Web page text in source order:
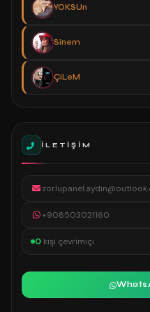
YOKSUn
Sinem
ÇiLeM
İLETIŞIM
+908503021160
0 kişi çevrimiçi